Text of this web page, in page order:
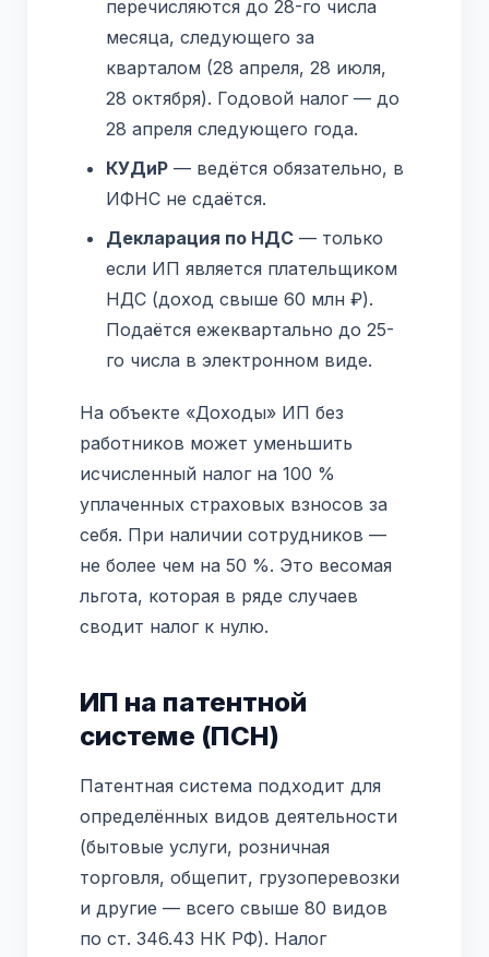
перечисляются до 28-го числа
месяца, следующего за
кварталом (28 апреля, 28 июля,
28 октября). Годовой налог — до
28 апреля следующего года.
КУДиР — ведётся обязательно, в
ИФНС не сдаётся.
Декларация по НДС — только
если ИП является плательщиком
НДС (доход свыше 60 млн ₽).
Подаётся ежеквартально до 25-
го числа в электронном виде.
На объекте «Доходы» ИП без
работников может уменьшить
исчисленный налог на 100 %
уплаченных страховых взносов за
себя. При наличии сотрудников —
не более чем на 50 %. Это весомая
льгота, которая в ряде случаев
сводит налог к нулю.
ИП на патентной
системе (ПСН)
Патентная система подходит для
определённых видов деятельности
(бытовые услуги, розничная
торговля, общепит, грузоперевозки
и другие — всего свыше 80 видов
по ст. 346.43 НК РФ). Налог